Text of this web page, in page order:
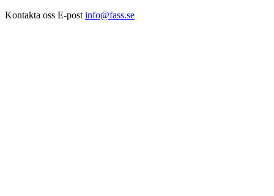
Kontakta oss E-post info@fass.se